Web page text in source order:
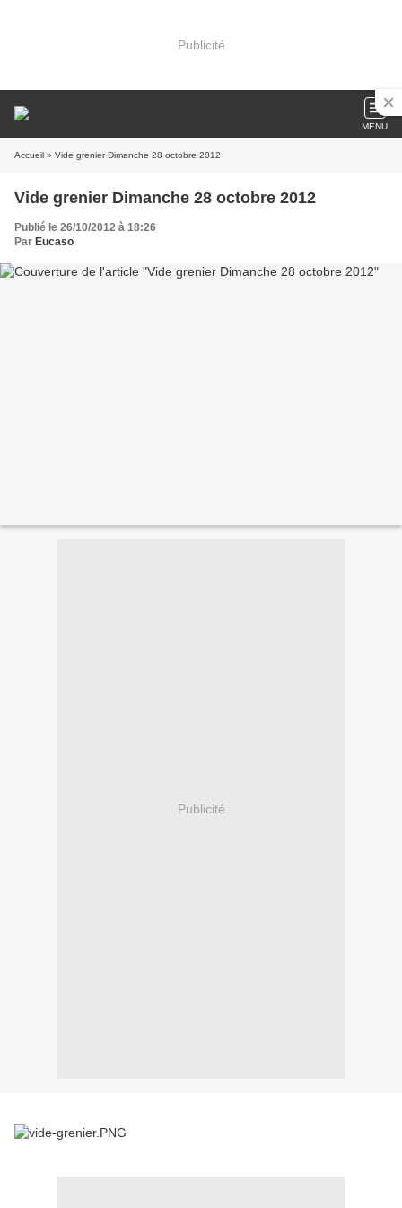
Publicité
MENU
Accueil » Vide grenier Dimanche 28 octobre 2012
Vide grenier Dimanche 28 octobre 2012
Publié le 26/10/2012 à 18:26
Par Eucaso
Publicité